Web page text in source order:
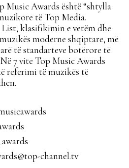
Music Awards është “shtylla
të Top Media.
klasifikimin e vetëm dhe
moderne shqiptare, më
të standarteve botërore të
7 vite Top Music Awards
referimi të muzikës të
channel.tv